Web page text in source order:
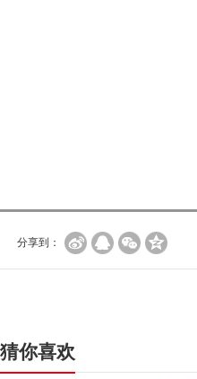
分享到：
猜你喜欢